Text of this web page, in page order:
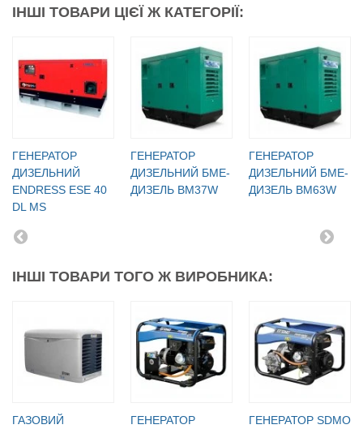
ІНШІ ТОВАРИ ЦІЄЇ Ж КАТЕГОРІЇ:
ГЕНЕРАТОР
ДИЗЕЛЬНИЙ
ENDRESS ESE 40
DL MS
ГЕНЕРАТОР
ДИЗЕЛЬНИЙ БМЕ-
ДИЗЕЛЬ BM37W
ГЕНЕРАТОР
ДИЗЕЛЬНИЙ БМЕ-
ДИЗЕЛЬ BM63W
ІНШІ ТОВАРИ ТОГО Ж ВИРОБНИКА:
ГАЗОВИЙ
ГЕНЕРАТОР
ГЕНЕРАТОР SDMO